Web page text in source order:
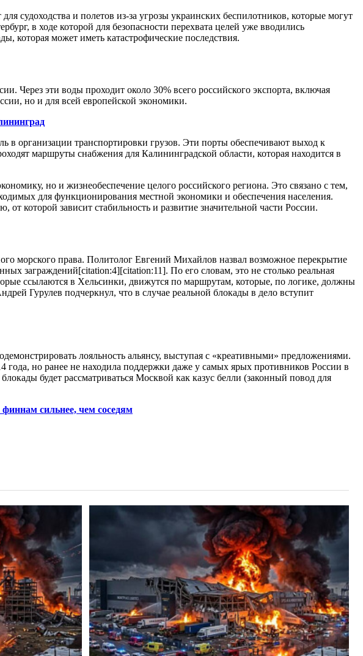
и полетов из-за угрозы украинских беспилотников, которые могут
в ходе которой для безопасности перехвата целей уже вводились
которая может иметь катастрофические последствия.
Через эти воды проходит около 30% всего российского экспорта, включая
но и для всей европейской экономики.
организации транспортировки грузов. Эти порты обеспечивают выход к
маршруты снабжения для Калининградской области, которая находится в
но и жизнеобеспечение целого российского региона. Это связано с тем,
для функционирования местной экономики и обеспечения населения.
которой зависит стабильность и развитие значительной части России.
морского права. Политолог Евгений Михайлов назвал возможное перекрытие
заграждений[citation:4][citation:11]. По его словам, это не столько реальная
ссылаются в Хельсинки, движутся по маршрутам, которые, по логике, должны
Гурулев подчеркнул, что в случае реальной блокады в дело вступит
лояльность альянсу, выступая с «креативными» предложениями.
года, но ранее не находила поддержки даже у самых ярых противников России в
будет рассматриваться Москвой как казус белли (законный повод для
сильнее, чем соседям